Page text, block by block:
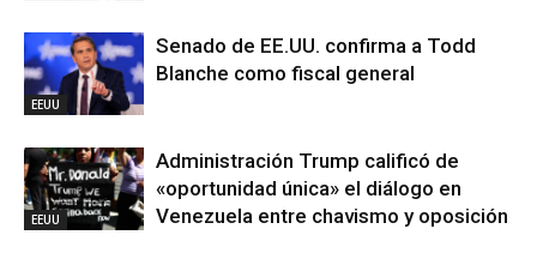
EEUU
Senado de EE.UU. confirma a Todd
Blanche como fiscal general
EEUU
Administración Trump calificó de
«oportunidad única» el diálogo en
Venezuela entre chavismo y oposición